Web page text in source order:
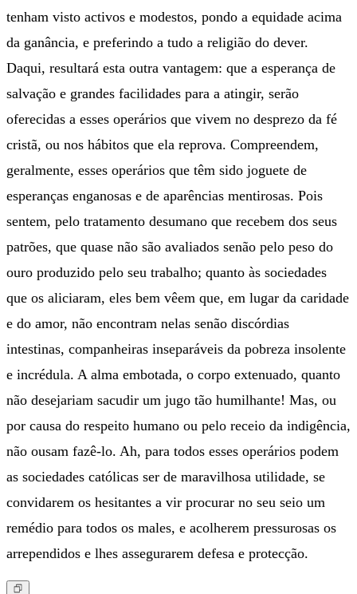
tenham visto activos e modestos, pondo a equidade acima
da ganância, e preferindo a tudo a religião do dever.
Daqui, resultará esta outra vantagem: que a esperança de
salvação e grandes facilidades para a atingir, serão
oferecidas a esses operários que vivem no desprezo da fé
cristã, ou nos hábitos que ela reprova. Compreendem,
geralmente, esses operários que têm sido joguete de
esperanças enganosas e de aparências mentirosas. Pois
sentem, pelo tratamento desumano que recebem dos seus
patrões, que quase não são avaliados senão pelo peso do
ouro produzido pelo seu trabalho; quanto às sociedades
que os aliciaram, eles bem vêem que, em lugar da caridade
e do amor, não encontram nelas senão discórdias
intestinas, companheiras inseparáveis da pobreza insolente
e incrédula. A alma embotada, o corpo extenuado, quanto
não desejariam sacudir um jugo tão humilhante! Mas, ou
por causa do respeito humano ou pelo receio da indigência,
não ousam fazê-lo. Ah, para todos esses operários podem
as sociedades católicas ser de maravilhosa utilidade, se
convidarem os hesitantes a vir procurar no seu seio um
remédio para todos os males, e acolherem pressurosas os
arrependidos e lhes assegurarem defesa e protecção.